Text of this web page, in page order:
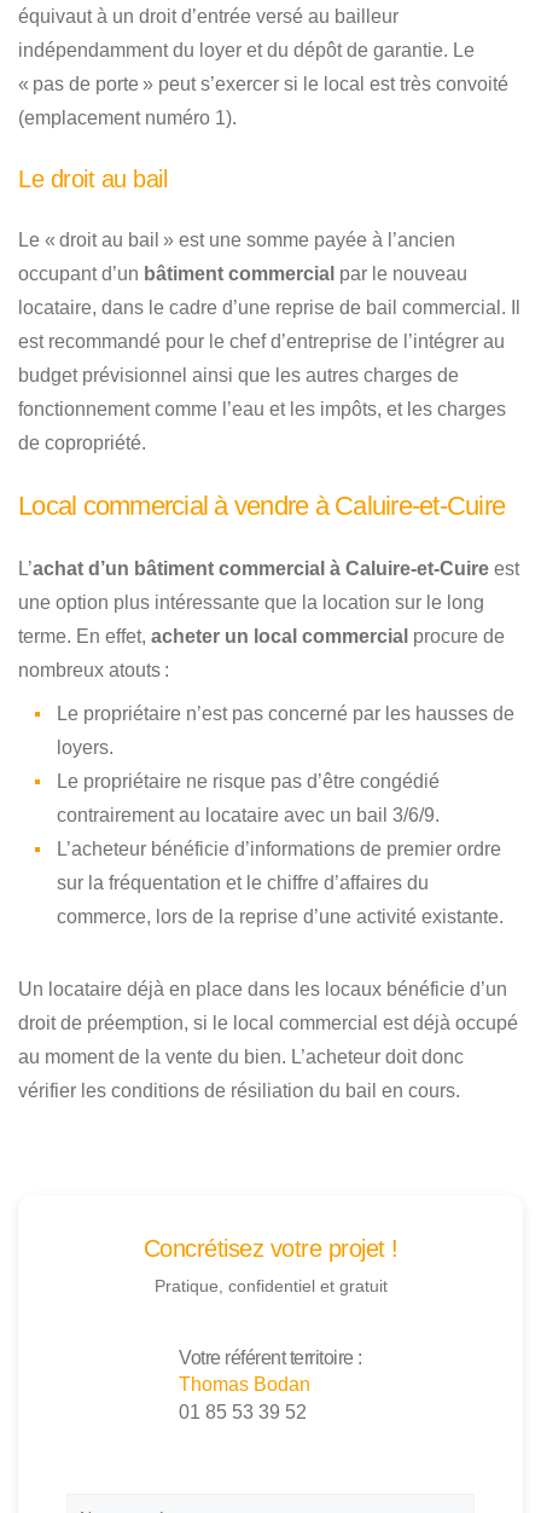
équivaut à un droit d’entrée versé au bailleur
indépendamment du loyer et du dépôt de garantie. Le
« pas de porte » peut s’exercer si le local est très convoité
(emplacement numéro 1).
Le droit au bail
Le « droit au bail » est une somme payée à l’ancien
occupant d’un bâtiment commercial par le nouveau
locataire, dans le cadre d’une reprise de bail commercial. Il
est recommandé pour le chef d’entreprise de l’intégrer au
budget prévisionnel ainsi que les autres charges de
fonctionnement comme l’eau et les impôts, et les charges
de copropriété.
Local commercial à vendre à Caluire-et-Cuire
L’achat d’un bâtiment commercial à Caluire-et-Cuire est
une option plus intéressante que la location sur le long
terme. En effet, acheter un local commercial procure de
nombreux atouts :
Le propriétaire n’est pas concerné par les hausses de
loyers.
Le propriétaire ne risque pas d’être congédié
contrairement au locataire avec un bail 3/6/9.
L’acheteur bénéficie d’informations de premier ordre
sur la fréquentation et le chiffre d’affaires du
commerce, lors de la reprise d’une activité existante.
Un locataire déjà en place dans les locaux bénéficie d’un
droit de préemption, si le local commercial est déjà occupé
au moment de la vente du bien. L’acheteur doit donc
vérifier les conditions de résiliation du bail en cours.
Concrétisez votre projet !
Pratique, confidentiel et gratuit
Votre référent territoire :
Thomas Bodan
01 85 53 39 52